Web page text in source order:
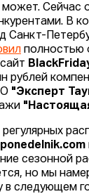
может. Сейчас
В
Санкт-
полностью
рублей
"Эксперт
сезонной
но мы
в следующем